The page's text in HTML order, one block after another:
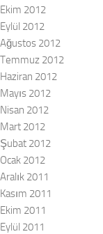
Ekim 2012
Eylül 2012
Ağustos 2012
Temmuz 2012
Haziran 2012
Mayıs 2012
Nisan 2012
Mart 2012
Şubat 2012
Ocak 2012
Aralık 2011
Kasım 2011
Ekim 2011
Eylül 2011